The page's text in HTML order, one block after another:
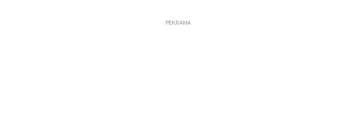
РЕКЛАМА